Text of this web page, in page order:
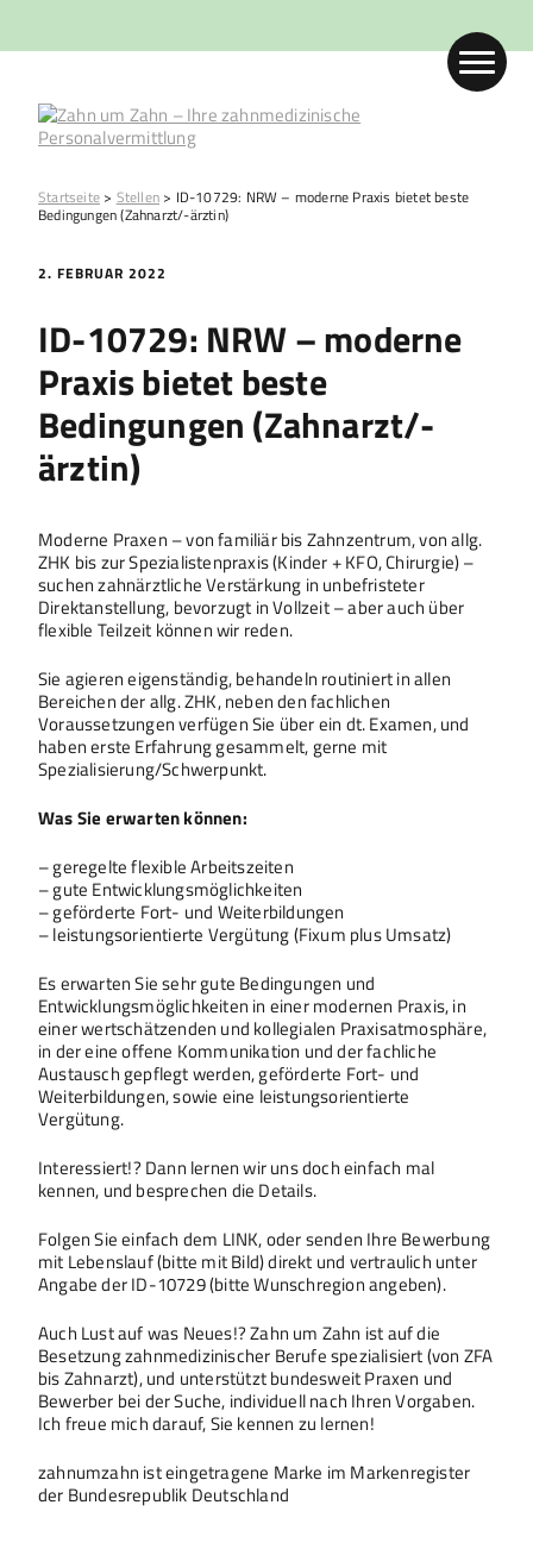
Startseite > Stellen > ID-10729: NRW – moderne Praxis bietet beste
Bedingungen (Zahnarzt/-ärztin)
2. FEBRUAR 2022
ID-10729: NRW – moderne
Praxis bietet beste
Bedingungen (Zahnarzt/-
ärztin)
Moderne Praxen – von familiär bis Zahnzentrum, von allg.
ZHK bis zur Spezialistenpraxis (Kinder + KFO, Chirurgie) –
suchen zahnärztliche Verstärkung in unbefristeter
Direktanstellung, bevorzugt in Vollzeit – aber auch über
flexible Teilzeit können wir reden.
Sie agieren eigenständig, behandeln routiniert in allen
Bereichen der allg. ZHK, neben den fachlichen
Voraussetzungen verfügen Sie über ein dt. Examen, und
haben erste Erfahrung gesammelt, gerne mit
Spezialisierung/Schwerpunkt.
Was Sie erwarten können:
– geregelte flexible Arbeitszeiten
– gute Entwicklungsmöglichkeiten
– geförderte Fort- und Weiterbildungen
– leistungsorientierte Vergütung (Fixum plus Umsatz)
Es erwarten Sie sehr gute Bedingungen und
Entwicklungsmöglichkeiten in einer modernen Praxis, in
einer wertschätzenden und kollegialen Praxisatmosphäre,
in der eine offene Kommunikation und der fachliche
Austausch gepflegt werden, geförderte Fort- und
Weiterbildungen, sowie eine leistungsorientierte
Vergütung.
Interessiert!? Dann lernen wir uns doch einfach mal
kennen, und besprechen die Details.
Folgen Sie einfach dem LINK, oder senden Ihre Bewerbung
mit Lebenslauf (bitte mit Bild) direkt und vertraulich unter
Angabe der ID-10729 (bitte Wunschregion angeben).
Auch Lust auf was Neues!? Zahn um Zahn ist auf die
Besetzung zahnmedizinischer Berufe spezialisiert (von ZFA
bis Zahnarzt), und unterstützt bundesweit Praxen und
Bewerber bei der Suche, individuell nach Ihren Vorgaben.
Ich freue mich darauf, Sie kennen zu lernen!
zahnumzahn ist eingetragene Marke im Markenregister
der Bundesrepublik Deutschland